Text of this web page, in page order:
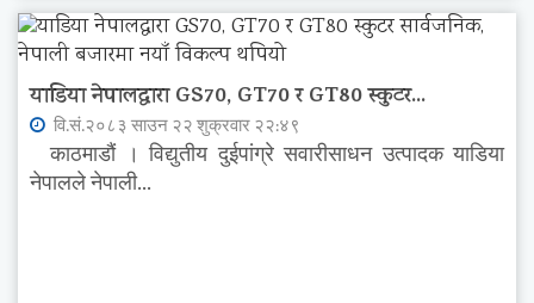
याडिया नेपालद्वारा GS70, GT70 र GT80 स्कुटर...
वि.सं.२०८३ साउन २२ शुक्रवार २२:४९
काठमाडौं । विद्युतीय दुईपांग्रे सवारीसाधन उत्पादक याडिया
नेपालले नेपाली...